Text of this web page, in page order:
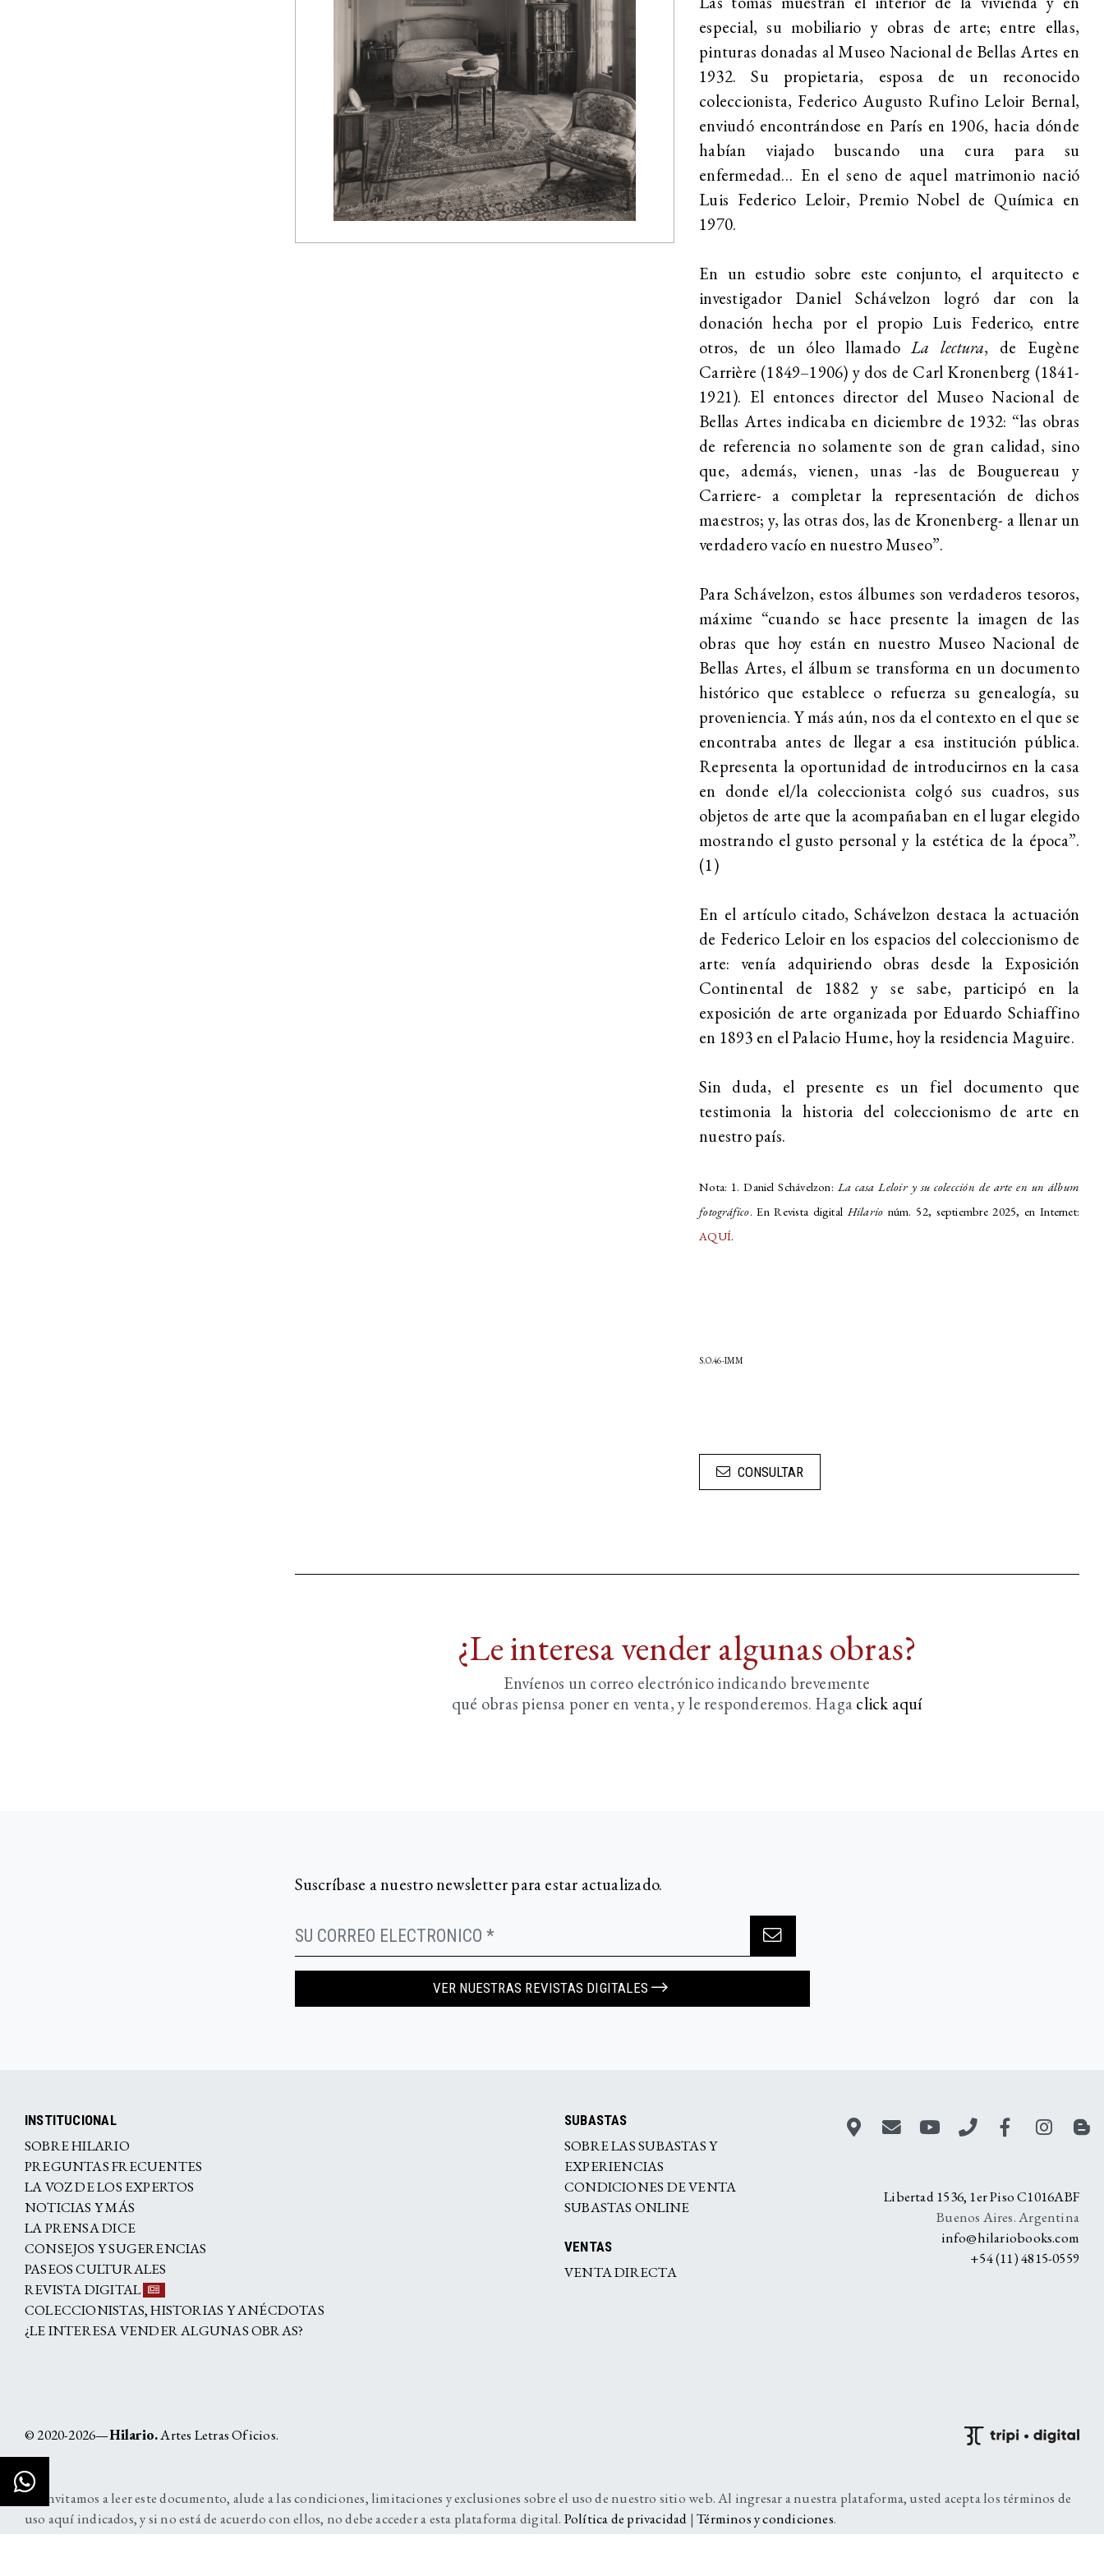
especial, su mobiliario y obras de arte; entre ellas,
pinturas donadas al Museo Nacional de Bellas Artes en
1932. Su propietaria, esposa de un reconocido
coleccionista, Federico Augusto Rufino Leloir Bernal,
enviudó encontrándose en París en 1906, hacia dónde
habían viajado buscando una cura para su
enfermedad… En el seno de aquel matrimonio nació
Luis Federico Leloir, Premio Nobel de Química en
1970.
En un estudio sobre este conjunto, el arquitecto e
investigador Daniel Schávelzon logró dar con la
donación hecha por el propio Luis Federico, entre
otros, de un óleo llamadoLa lectura, de Eugène
Carrière (1849–1906) y dos de Carl Kronenberg (1841-
1921). El entonces director del Museo Nacional de
Bellas Artes indicaba en diciembre de 1932: “las obras
de referencia no solamente son de gran calidad, sino
que, además, vienen, unas -las de Bouguereau y
Carriere- a completar la representación de dichos
maestros; y, las otras dos, las de Kronenberg- a llenar un
verdadero vacío en nuestro Museo”.
Para Schávelzon, estos álbumes son verdaderos tesoros,
máxime “cuando se hace presente la imagen de las
obras que hoy están en nuestro Museo Nacional de
Bellas Artes, el álbum se transforma en un documento
histórico que establece o refuerza su genealogía, su
proveniencia. Y más aún, nos da el contexto en el que se
encontraba antes de llegar a esa institución pública.
Representa la oportunidad de introducirnos en la casa
en donde el/la coleccionista colgó sus cuadros, sus
objetos de arte que la acompañaban en el lugar elegido
mostrando el gusto personal y la estética de la época”.
(1)
En el artículo citado, Schávelzon destaca la actuación
de Federico Leloir en los espacios del coleccionismo de
arte: venía adquiriendo obras desde la Exposición
Continental de 1882 y se sabe, participó en la
exposición de arte organizada por Eduardo Schiaffino
en 1893 en el Palacio Hume, hoy la residencia Maguire.
Sin duda, el presente es un fiel documento que
testimonia la historia del coleccionismo de arte en
nuestro país.
Nota: 1. Daniel Schávelzon: La casa Leloir y su colección de arte en un álbum
fotográfico. En Revista digital Hilario núm. 52, septiembre 2025, en Internet:
AQUÍ.
S.O.46-IMM
CONSULTAR
¿Le interesa vender algunas obras?
Envíenos un correo electrónico indicando brevemente
qué obras piensa poner en venta, y le responderemos. Hagaclick aquí­
Suscríbase a nuestro newsletter para estar actualizado.
VER NUESTRAS REVISTAS DIGITALES
INSTITUCIONAL
SOBRE HILARIO
PREGUNTAS FRECUENTES
LA VOZ DE LOS EXPERTOS
NOTICIAS Y MÁS
LA PRENSA DICE
CONSEJOS Y SUGERENCIAS
PASEOS CULTURALES
REVISTA DIGITAL
COLECCIONISTAS, HISTORIAS Y ANÉCDOTAS
¿LE INTERESA VENDER ALGUNAS OBRAS?
SUBASTAS
SOBRE LAS SUBASTAS Y
EXPERIENCIAS
CONDICIONES DE VENTA
SUBASTAS ONLINE
VENTAS
VENTA DIRECTA
Libertad 1536, 1er Piso C1016ABF
Buenos Aires. Argentina
info@hilariobooks.com
+54 (11) 4815-0559
© 2020-2026—Hilario.Artes Letras Oficios.
Lo invitamos a leer este documento, alude a las condiciones, limitaciones y exclusiones sobre el uso de nuestro sitio web. Al ingresar a nuestra plataforma, usted acepta los términos de
uso aquí indicados, y si no está de acuerdo con ellos, no debe acceder a esta plataforma digital. Política de privacidad |Términos y condiciones.